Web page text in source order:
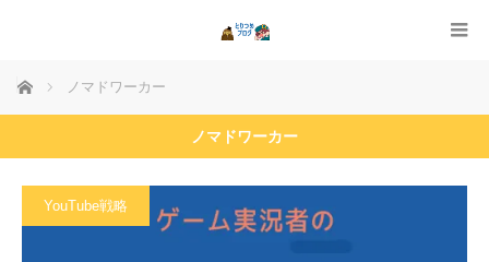
ホーム ノマドワーカー
ノマドワーカー
YouTube戦略